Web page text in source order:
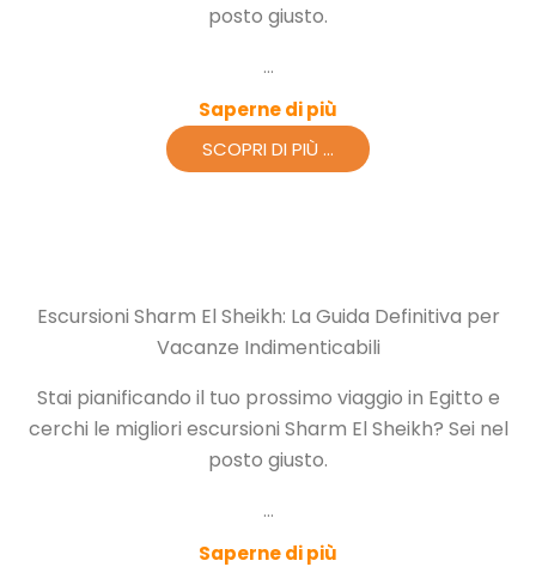
posto giusto.
...
Saperne di più
SCOPRI DI PIÙ ...
Escursioni Sharm El Sheikh: La Guida Definitiva per
Vacanze Indimenticabili
Stai pianificando il tuo prossimo viaggio in Egitto e
cerchi le migliori escursioni Sharm El Sheikh? Sei nel
posto giusto.
...
Saperne di più